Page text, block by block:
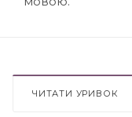
ЧИТАТИ УРИВОК